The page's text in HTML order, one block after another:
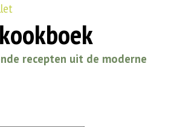
recepten uit de moderne